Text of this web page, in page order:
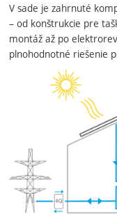
V sade je zahrnuté
– od konštrukcie pre
montáž až po
plnohodnotné riešenie